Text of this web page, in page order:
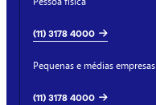
(11) 3178 4000
Pequenas e médias empresas
(11) 3178 4000